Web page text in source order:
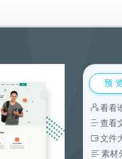
预
看看
查看
文件
素材